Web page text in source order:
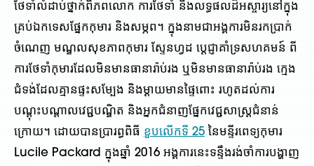
ថែទាំលំដាប់ថ្នាក់ពិភពលោក ការថែទាំ និងលទ្ធផលដ៏អស្ចារ្យនៅក្នុង
គ្រប់ឯកទេសផ្នែកកុមារ និងសម្ភព។ ក្នុងនាមជាអង្គការមិនរកប្រាក់
ចំណេញ មណ្ឌលសុខភាពកុមារ ស្ទែនហ្វដ ប្តេជ្ញាគាំទ្រសហគមន៍ ពី
ការថែទាំកុមារដែលមិនមានធានារ៉ាប់រង ឬមិនមានធានារ៉ាប់រង ក្មេង
ជំទង់ដែលគ្មានផ្ទះសម្បែង និងម្តាយមានផ្ទៃពោះ រហូតដល់ការ
បណ្តុះបណ្តាលវេជ្ជបណ្ឌិត និងអ្នកជំនាញផ្នែកវេជ្ជសាស្ត្រជំនាន់
ក្រោយ។ ដោយបានប្រារព្ធពិធី ខួបលើកទី 25 នៃមន្ទីរពេទ្យកុមារ
Lucile Packard ក្នុងឆ្នាំ 2016 អង្គការនេះទន្ទឹងរង់ចាំការបង្ហាញ